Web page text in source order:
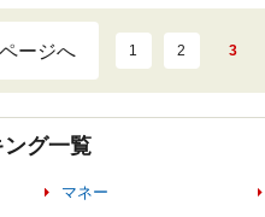
ージへ 1 2 3
グ一覧
マネー